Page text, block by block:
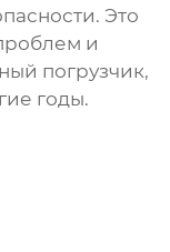
Это
и
погрузчик,
годы.